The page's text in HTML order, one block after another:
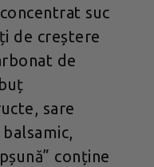
suc
de creștere
de
sare
conține